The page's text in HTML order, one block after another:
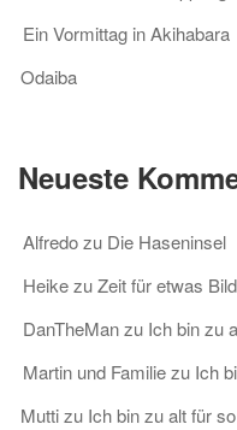
Ein Vormittag in Akihabara
Odaiba
Neueste
Alfredozu Die Haseninsel
HeikezuZeit für etwas
DanTheManzu Ich bin zu
Martin und Familiezu Ich
Muttizu Ich bin zu alt für